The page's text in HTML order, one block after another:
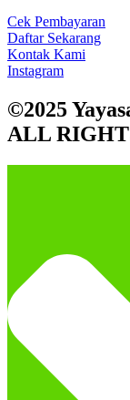
Cek Pembayaran
Daftar Sekarang
Kontak Kami
Instagram
©2025
ALL